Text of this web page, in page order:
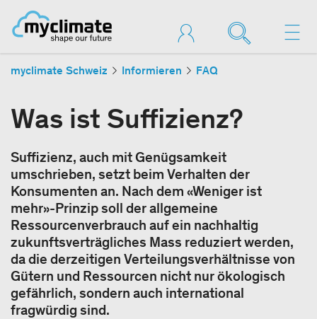
myclimate Schweiz Informieren FAQ
Was ist Suffizienz?
Suffizienz, auch mit Genügsamkeit
umschrieben, setzt beim Verhalten der
Konsumenten an. Nach dem «Weniger ist
mehr»-Prinzip soll der allgemeine
Ressourcenverbrauch auf ein nachhaltig
zukunftsverträgliches Mass reduziert werden,
da die derzeitigen Verteilungsverhältnisse von
Gütern und Ressourcen nicht nur ökologisch
gefährlich, sondern auch international
fragwürdig sind.